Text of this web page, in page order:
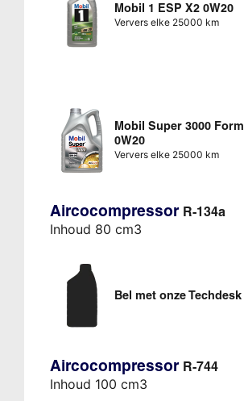
Mobil 1 ESP X2 0W20
Ververs elke 25000 km
Mobil Super 3000
0W20
Ververs elke 25000 km
Aircocompressor R-134a
Inhoud 80 cm3
Bel met onze Techdesk
Aircocompressor R-744
Inhoud 100 cm3